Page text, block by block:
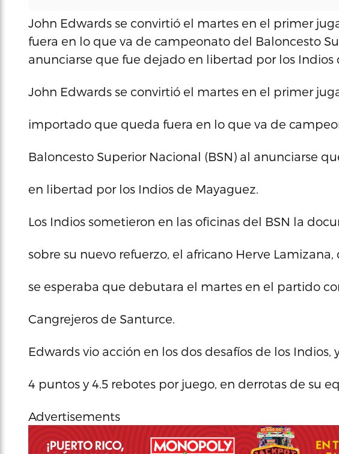
John Edwards se convirtió el martes en el primer
fuera en lo que va de campeonato del Baloncesto
anunciarse que fue dejado en libertad por los Indios
John Edwards se convirtió el martes en el primer
importado que queda fuera en lo que va de
Baloncesto Superior Nacional (BSN) al anunciarse
en libertad por los Indios de Mayaguez.
Los Indios sometieron en las oficinas del BSN la
sobre su nuevo refuerzo, el africano Herve Lamizana,
se esperaba que debutara el martes en el partido
Cangrejeros de Santurce.
Edwards vio acción en los dos desafíos de los Indios,
4 puntos y 4.5 rebotes por juego, en derrotas de su
Advertisements